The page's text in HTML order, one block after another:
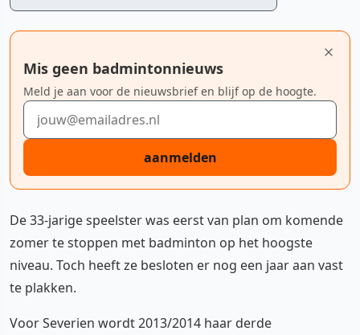
Mis geen badmintonnieuws
Meld je aan voor de nieuwsbrief en blijf op de hoogte.
E-mailadres
aanmelden
De 33-jarige speelster was eerst van plan om komende
zomer te stoppen met badminton op het hoogste
niveau. Toch heeft ze besloten er nog een jaar aan vast
te plakken.
Voor Severien wordt 2013/2014 haar derde